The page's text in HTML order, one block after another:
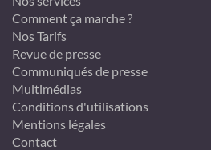
Comment ça marche ?
Nos Tarifs
Revue de presse
Communiqués de presse
Multimédias
Conditions d'utilisations
Mentions légales
Contact